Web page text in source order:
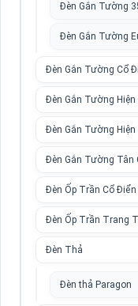
Đèn Gắn Tường
Đèn Gắn Tường
Đèn Gắn Tường Cổ
Đèn Gắn Tường
Đèn Gắn Tường
Đèn Gắn Tường Tân
Đèn Ốp Trần Cổ
Đèn Ốp Trần Trang
Đèn Thả
Đèn thả Paragon